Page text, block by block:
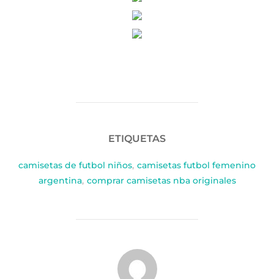
ETIQUETAS
camisetas de futbol niños, camisetas futbol femenino
argentina, comprar camisetas nba originales
AUTOR DE LA PUBLICACIÓN